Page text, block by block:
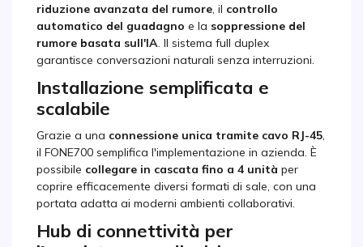
riduzione avanzata del rumore, il controllo
automatico del guadagno e la soppressione del
rumore basata sull'IA. Il sistema full duplex
garantisce conversazioni naturali senza interruzioni.
Installazione semplificata e
scalabile
Grazie a una connessione unica tramite cavo RJ-45,
il FONE700 semplifica l'implementazione in azienda. È
possibile collegare in cascata fino a 4 unità per
coprire efficacemente diversi formati di sale, con una
portata adatta ai moderni ambienti collaborativi.
Hub di connettività per